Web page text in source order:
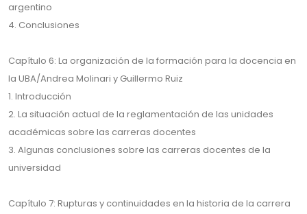
argentino
4. Conclusiones
Capítulo 6: La organización de la formación para la docencia en
la UBA/Andrea Molinari y Guillermo Ruiz
1. Introducción
2. La situación actual de la reglamentación de las unidades
académicas sobre las carreras docentes
3. Algunas conclusiones sobre las carreras docentes de la
universidad
Capítulo 7: Rupturas y continuidades en la historia de la carrera